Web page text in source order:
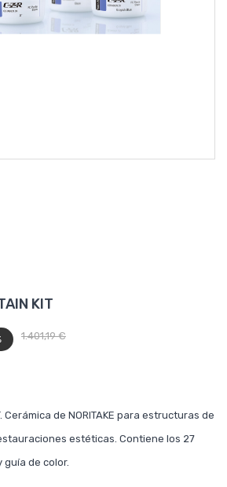
KIT
1.401,19 €
Cerámica de NORITAKE para estructuras de
estéticas. Contiene los 27
guía de color.